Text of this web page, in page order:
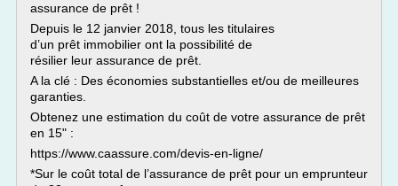
assurance de prêt !
Depuis le 12 janvier 2018, tous les titulaires
d’un prêt immobilier ont la possibilité de
résilier leur assurance de prêt.
A la clé : Des économies substantielles et/ou de meilleures
garanties.
Obtenez une estimation du coût de votre assurance de prêt
en 15" :
https://www.caassure.com/devis-en-ligne/
*Sur le coût total de l’assurance de prêt pour un emprunteur